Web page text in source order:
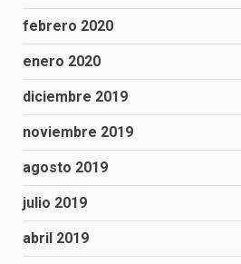
febrero 2020
enero 2020
diciembre 2019
noviembre 2019
agosto 2019
julio 2019
abril 2019